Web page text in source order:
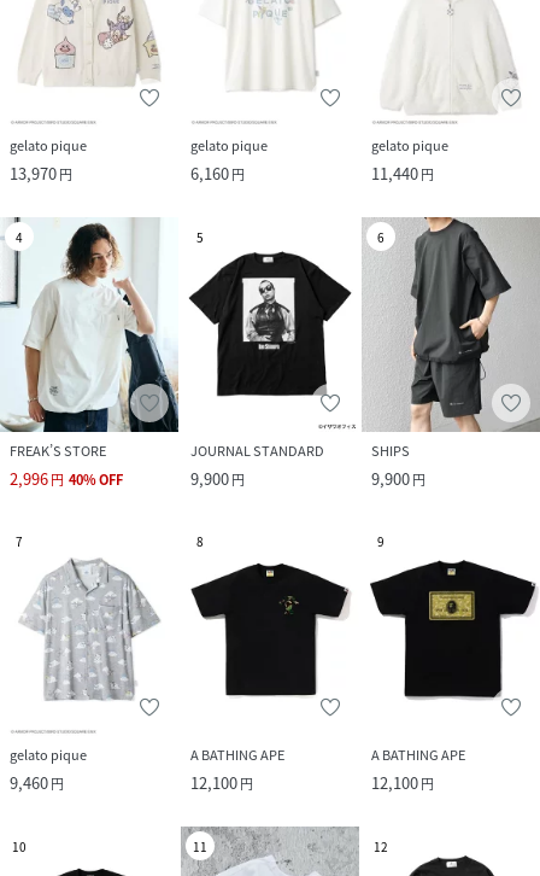
gelato pique
13,970円
gelato pique
6,160円
gelato pique
11,440円
4
FREAK’S STORE
2,996円 40%OFF
5
JOURNAL STANDARD
9,900円
6
SHIPS
9,900円
7
gelato pique
9,460円
8
A BATHING APE
12,100円
9
A BATHING APE
12,100円
10 11 12